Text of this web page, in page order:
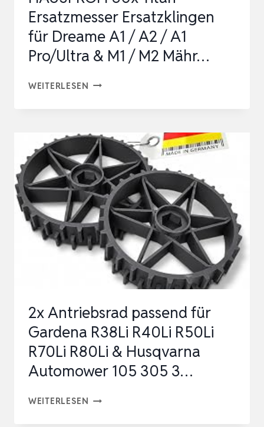
Ersatzmesser Ersatzklingen
für Dreame A1 / A2 / A1
Pro/Ultra & M1 / M2 Mähr…
WEITERLESEN HAUSPROFI
ERSATZMESSER
ERSATZKLINGEN
FÜR
DREAME
A1
/
A2
&
M1
/
M2
2x Antriebsrad passend für
Gardena R38Li R40Li R50Li
R70Li R80Li & Husqvarna
Automower 105 305 3…
WEITERLESEN 2X